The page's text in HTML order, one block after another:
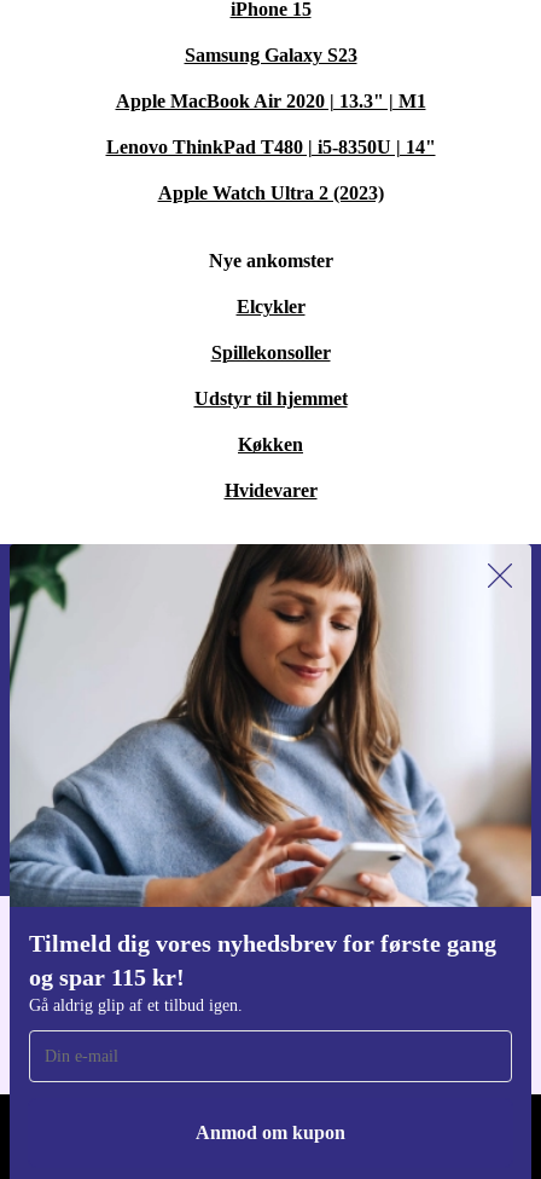
iPhone 15
Samsung Galaxy S23
Apple MacBook Air 2020 | 13.3" | M1
Lenovo ThinkPad T480 | i5-8350U | 14"
Apple Watch Ultra 2 (2023)
Nye ankomster
Elcykler
Spillekonsoller
Udstyr til hjemmet
Køkken
Hvidevarer
Tilmeld dig vores nyhedsbrev for første gang
og spar 115 kr!
Gå aldrig glip af et tilbud igen.
Anmod om kupon
Tilmeld dig vores nyhedsbrev for
første gang og spar 115 kr!
Gå aldrig glip af et tilbud igen.
Anmod om kupon
Du kan finde information omkring vores brug af personlig data i vores
Privatlivspolitik
Download refurbed appen
REFURBED DANMARK - RETHINK NEW.